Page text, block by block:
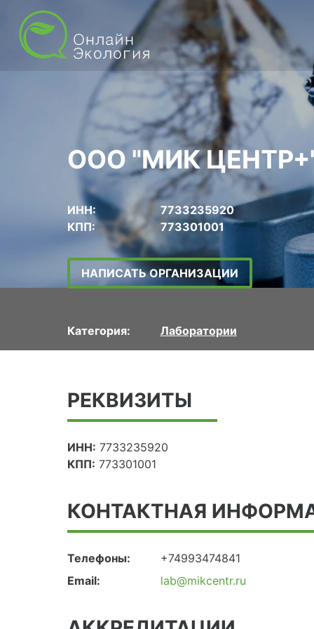
ООО "МИК
ИНН:
7733235920
КПП:
773301001
НАПИСАТЬ ОРГАНИЗАЦИИ
Категория: Лаборатории
РЕКВИЗИТЫ
ИНН: 7733235920
КПП: 773301001
КОНТАКТНАЯ
Телефоны:
+74993474841
Email:
lab@mikcentr.ru